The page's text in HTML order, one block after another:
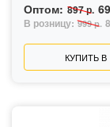
Оптом: 897 р.
В розницу: 999 р.
КУПИТЬ В